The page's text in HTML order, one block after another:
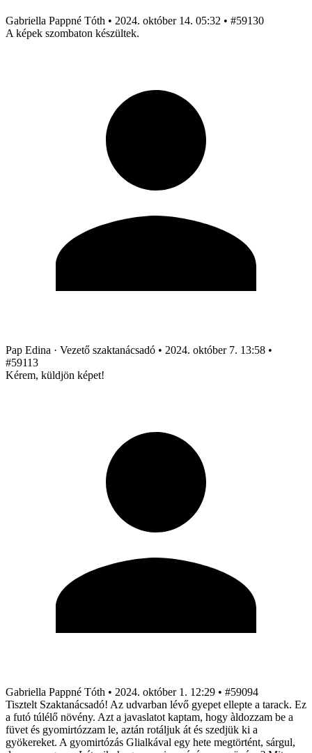
Gabriella Pappné Tóth • 2024. október 14. 05:32 • #59130
A képek szombaton készültek.
Pap Edina · Vezető szaktanácsadó • 2024. október 7. 13:58 •
#59113
Kérem, küldjön képet!
Gabriella Pappné Tóth • 2024. október 1. 12:29 • #59094
Tisztelt Szaktanácsadó! Az udvarban lévő gyepet ellepte a tarack. Ez
a futó túlélő növény. Azt a javaslatot kaptam, hogy àldozzam be a
füvet és gyomirtózzam le, aztán rotáljuk át és szedjük ki a
gyökereket. A gyomirtózás Glialkával egy hete megtörtént, sárgul,